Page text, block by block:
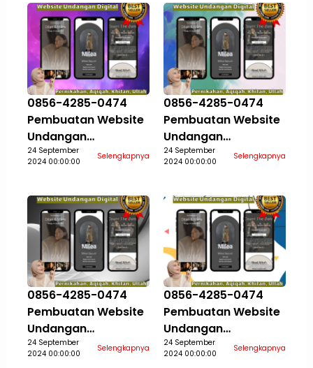
0856-4285-0474
Pembuatan Website
Undangan
Pernikahan Aqiqah
24 September
2024 00:00:00
Selengkapnya
0856-4285-0474
Pembuatan Website
Undangan
Pernikahan Aqiqah
24 September
2024 00:00:00
Selengkapnya
0856-4285-0474
Pembuatan Website
Undangan
Pernikahan Aqiqah
24 September
2024 00:00:00
Selengkapnya
0856-4285-0474
Pembuatan Website
Undangan
Pernikahan Aqiqah
24 September
2024 00:00:00
Selengkapnya